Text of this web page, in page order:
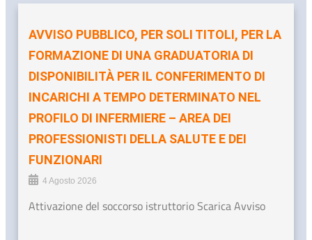
AVVISO PUBBLICO, PER SOLI TITOLI, PER LA
FORMAZIONE DI UNA GRADUATORIA DI
DISPONIBILITÀ PER IL CONFERIMENTO DI
INCARICHI A TEMPO DETERMINATO NEL
PROFILO DI INFERMIERE – AREA DEI
PROFESSIONISTI DELLA SALUTE E DEI
FUNZIONARI
4 Agosto 2026
Attivazione del soccorso istruttorio Scarica Avviso